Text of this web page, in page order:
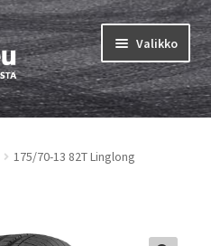
Valikko
175/70-13 82T Linglong